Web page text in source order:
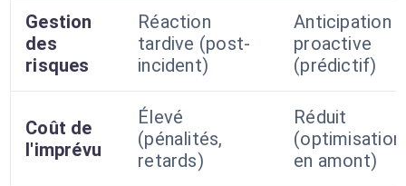
Gestion
des
risques
Réaction
tardive (post-
incident)
Anticipation
proactive
(prédictif)
Coût de
l'imprévu
Élevé
(pénalités,
retards)
Réduit
(optimisation
en amont)